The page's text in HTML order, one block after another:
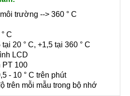
trường --> 360 ° C
C
20 ° C, +1,5 tại 360 ° C
LCD
PT 100
- 10 ° C trên phút
trên mỗi mẫu trong bộ nhớ